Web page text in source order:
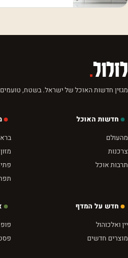
לזלול.
מגזין חדשות האוכל של ישראל. בשטח, טועמים
חדשות האוכל
מהעולם
צרכנות
תרבות אוכל
חדש על המדף
יין ואלכוהול
מוצרים חדשים